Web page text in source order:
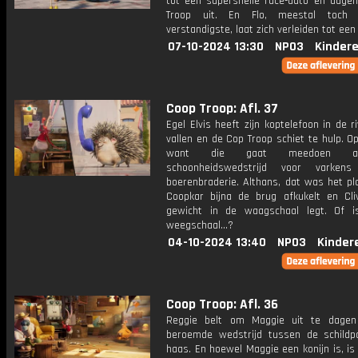
Troop uit. En Flo, meestal toch
verstandigste, laat zich verleiden tot een
07-10-2024 13:30 NPO3
Coop Troop: Afl. 37
Egel Elvis heeft zijn koptelefoon in de
vallen en de Cop Troop schiet te hulp.
want die gaat meedoen
schoonheidswedstrijd voor
boerenbraderie. Althans, dat was het
Coopkar bijna de brug afkukelt en
gewicht in de waagschaal legt. Of
weegschaal...?
04-10-2024 13:40 NPO3
Coop Troop: Afl. 36
Reggie belt om Maggie uit te
beroemde wedstrijd tussen de
haas. En hoewel Maggie een konijn is,